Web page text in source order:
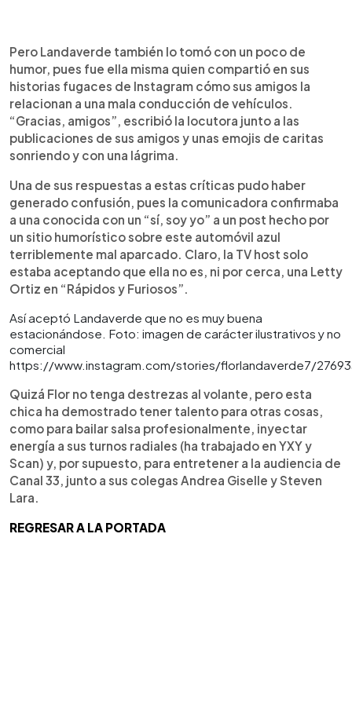
Pero Landaverde también lo tomó con un poco de
humor, pues fue ella misma quien compartió en sus
historias fugaces de Instagram cómo sus amigos la
relacionan a una mala conducción de vehículos.
“Gracias, amigos”, escribió la locutora junto a las
publicaciones de sus amigos y unas emojis de caritas
sonriendo y con una lágrima.
Una de sus respuestas a estas críticas pudo haber
generado confusión, pues la comunicadora confirmaba
a una conocida con un “sí, soy yo” a un post hecho por
un sitio humorístico sobre este automóvil azul
terriblemente mal aparcado. Claro, la TV host solo
estaba aceptando que ella no es, ni por cerca, una Letty
Ortiz en “Rápidos y Furiosos”.
Así aceptó Landaverde que no es muy buena
estacionándose. Foto: imagen de carácter ilustrativos y no
comercial
https://www.instagram.com/stories/florlandaverde7/
Quizá Flor no tenga destrezas al volante, pero esta
chica ha demostrado tener talento para otras cosas,
como para bailar salsa profesionalmente, inyectar
energía a sus turnos radiales (ha trabajado en YXY y
Scan) y, por supuesto, para entretener a la audiencia de
Canal 33, junto a sus colegas Andrea Giselle y Steven
Lara.
REGRESAR A LA PORTADA